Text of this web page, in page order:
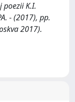
poezii K.I.
- (2017), pp.
2017).